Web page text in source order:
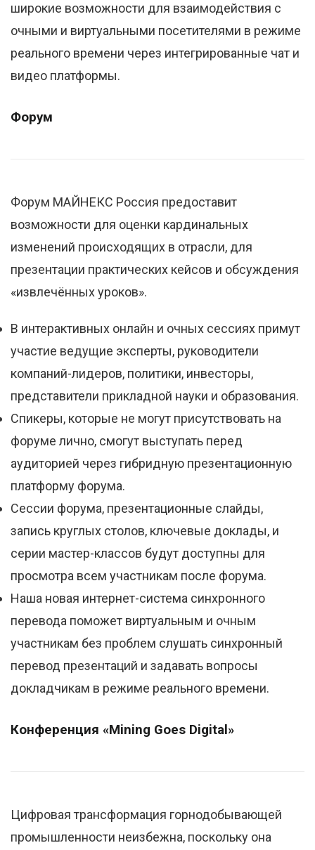
широкие возможности для взаимодействия с
очными и виртуальными посетителями в режиме
реального времени через интегрированные чат и
видео платформы.
Форум
Форум МАЙНЕКС Россия предоставит
возможности для оценки кардинальных
изменений происходящих в отрасли, для
презентации практических кейсов и обсуждения
«извлечённых уроков».
В интерактивных онлайн и очных сессиях примут
участие ведущие эксперты, руководители
компаний-лидеров, политики, инвесторы,
представители прикладной науки и образования.
Спикеры, которые не могут присутствовать на
форуме лично, смогут выступать перед
аудиторией через гибридную презентационную
платформу форума.
Сессии форума, презентационные слайды,
запись круглых столов, ключевые доклады, и
серии мастер-классов будут доступны для
просмотра всем участникам после форума.
Наша новая интернет-система синхронного
перевода поможет виртуальным и очным
участникам без проблем слушать синхронный
перевод презентаций и задавать вопросы
докладчикам в режиме реального времени.
Конференция «Mining Goes Digital »
Цифровая трансформация горнодобывающей
промышленности неизбежна, поскольку она